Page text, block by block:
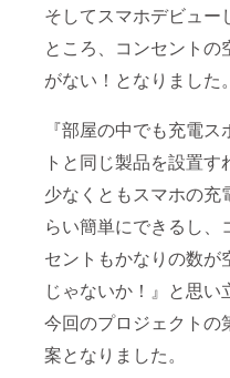
そしてスマホデビュー
ところ、コンセントの
がない！となりました。
『部屋の中でも充電ス
トと同じ製品を設置す
少なくともスマホの充
らい簡単にできるし、
セントもかなりの数が
じゃないか！』と思い
今回のプロジェクトの
案となりました。